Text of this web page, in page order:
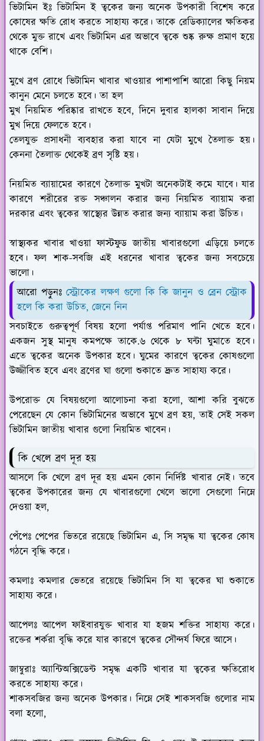
ভিটামিন ইঃ ভিটামিন ই ত্বকের জন্য অনেক উপকারী বিশেষ করে
কোষের ক্ষতি রোধ করতে সাহায্য করে। তাকে রেডিক্যালের ক্ষতিকর
থেকে মুক্ত রাখে এবং ভিটামিন এর অভাবে ত্বকে শুষ্ক রুক্ষ প্রমাণ হয়ে
থাকে বেশি।
মুখে ব্রণ রোধে ভিটামিন খাবার খাওয়ার পাশাপাশি আরো কিছু নিয়ম
কানুন মেনে চলতে হবে। তা হল
মুখ নিয়মিত পরিষ্কার রাখতে হবে, দিনে দুবার হালকা সাবান দিয়ে
মুখ দিয়ে ফেলতে হবে।
তেলযুক্ত প্রসাধনী ব্যবহার করা যাবে না যেটা মুখে তৈলাক্ত হয়।
কেননা তৈলাক্ত থেকেই ব্রণ সৃষ্টি হয়।
নিয়মিত ব্যায়ামের কারণে তৈলাক্ত মুখটা অনেকটাই কমে যাবে। যার
কারণে শরীরের রক্ত সঞ্চালন করার জন্য নিয়মিত ব্যায়াম করা
দরকার এবং ত্বকের স্বাস্থ্যের উন্নত করার জন্য ব্যায়াম করা উচিত।
স্বাস্থ্যকর খাবার খাওয়া ফাস্টফুড জাতীয় খাবারগুলো এড়িয়ে চলতে
হবে। ফল শাক-সবজি এই ধরনের খাবার ত্বকের জন্য সবচেয়ে
ভালো।
আরো পড়ুনঃস্ট্রোকের লক্ষণ গুলো কি কি জানুন ও ব্রেন স্ট্রোক
হলে কি করা উচিত, জেনে নিন
সবচাইতে গুরুত্বপূর্ণ বিষয় হলো পর্যাপ্ত পরিমাণ পানি খেতে হবে।
একজন সুস্থ মানুষ কমপক্ষে তাকে.৬ থেকে ৮ ঘন্টা ঘুমাতে হবে।
এতে ত্বকের অনেক উপকার হবে। ঘুমের কারণে ত্বকের কোষগুলো
উজ্জীবিত হবে এবং ব্রণের ঘা গুলো শুকাতে দ্রুত সাহায্য করে।
উপরোক্ত যে বিষয়গুলো আলোচনা করা হলো, আশা করি বুঝতে
পেরেছেন যে কোন ভিটামিনের অভাবে মুখে ব্রণ হয়, তাই সেই সকল
ভিটামিন জাতীয় খাবার গুলো নিয়মিত খাবেন।
কি খেলে ব্রণ দূর হয়
আসলে কি খেলে ব্রণ দূর হয় এমন কোন নির্দিষ্ট খাবার নেই। তবে
ত্বকের উপকারের জন্য যে খাবারগুলো খেলে ভালো সেগুলো নিম্নে
দেওয়া হল,
পেঁপেঃ পেপের ভিতরে রয়েছে ভিটামিন এ, সি সমৃদ্ধ যা ত্বকের কোষ
গঠনে বৃদ্ধি করে।
কমলাঃ কমলার ভেতরে রয়েছে ভিটামিন সি যা ত্বকের ঘা শুকাতে
সাহায্য করে।
আপেলঃ আপেল ফাইবারযুক্ত খাবার যা হজম শক্তির সাহায্য করে।
রক্তের শর্করা বৃদ্ধি করে যার কারণে ত্বকের সৌন্দর্য ফিরে আসে।
জাম্বুরাঃ অ্যান্টিঅক্সিডেন্ট সমৃদ্ধ একটি খাবার যা ত্বকের ক্ষতিরোধ
করতে সাহায্য করে।
শাকসবজির জন্য অনেক উপকার। নিম্নে সেই শাকসবজি গুলোর নাম
বলা হলো,